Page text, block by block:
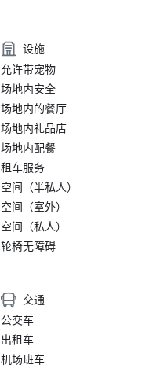
设施
允许带宠物
场地内安全
场地内的餐厅
场地内礼品店
场地内配餐
租车服务
空间（半私人）
空间（室外）
空间（私人）
轮椅无障碍
交通
公交车
出租车
机场班车